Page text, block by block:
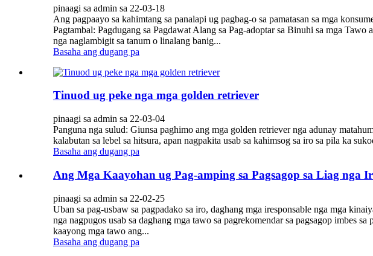
pinaagi sa admin sa 22-03-18
Ang pagpaayo sa kahimtang sa panalapi ug pagbag-o sa pamatasan sa mga
Pagtambal: Pagdugang sa Pagdawat Alang sa Pag-adoptar sa Binuhi sa mga
nga naglambigit sa tanum o linalang banig...
Basaha ang dugang pa
Tinuod ug peke nga mga golden retriever
pinaagi sa admin sa 22-03-04
Panguna nga sulud: Giunsa paghimo ang mga golden retriever nga adunay
kalabutan sa lebel sa hitsura, apan nagpakita usab sa kahimsog sa iro sa pila ka
Basaha ang dugang pa
Ang Mga Kaayohan ug Pag-amping sa Pagsagop sa Liag nga
pinaagi sa admin sa 22-02-25
Uban sa pag-usbaw sa pagpadako sa iro, daghang mga iresponsable nga mga
nga nagpugos usab sa daghang mga tawo sa pagrekomendar sa pagsagop imbes
kaayong mga tawo ang...
Basaha ang dugang pa